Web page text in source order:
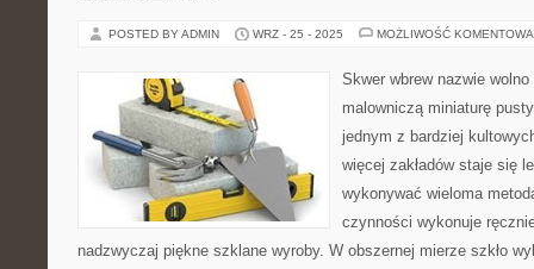
POSTED BY ADMIN WRZ - 25 - 2025 MOŻLIWOŚĆ
Skwer wbrew nazwie
malowniczą miniaturę
jednym z bardziej
więcej zakładów staje się
wykonywać wieloma
czynności wykonuje
nadzwyczaj piękne szklane wyroby. W obszernej mierze szkło